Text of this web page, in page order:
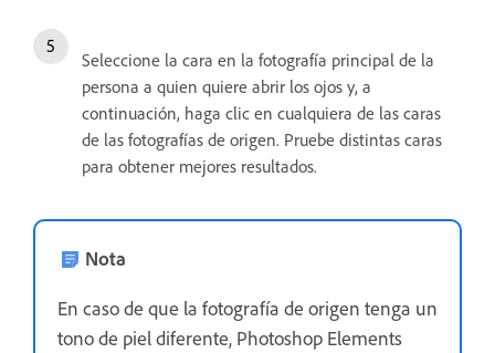
Seleccione la cara en la fotografía principal de la
persona a quien quiere abrir los ojos y, a
continuación, haga clic en cualquiera de las caras
de las fotografías de origen. Pruebe distintas caras
para obtener mejores resultados.
Nota
En caso de que la fotografía de origen tenga un
tono de piel diferente, Photoshop Elements